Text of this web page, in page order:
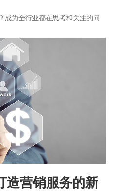
成为全行业都在思考和关注的问
造营销服务的新